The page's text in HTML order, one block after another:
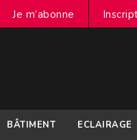
Je m’abonne
BÂTIMENT ECLAIRAGE